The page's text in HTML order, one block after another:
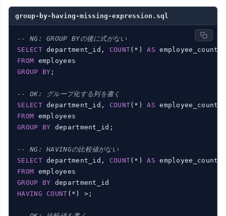
group-by-having-missing-expression.sql
-- NG: GROUP BYの後に式がない
SELECT department_id, COUNT(*) AS
FROM
GROUP
BY ;
-- OK: グループ化する列を書く
SELECT department_id, COUNT(*) AS
FROM
GROUP
BY department_id;
-- NG: HAVINGの比較値がない
SELECT department_id, COUNT(*) AS
FROM
GROUP
BY
HAVING
COUNT (*) >;